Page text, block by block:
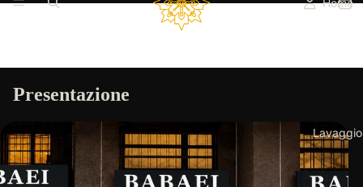
Lavaggio
Presentazione